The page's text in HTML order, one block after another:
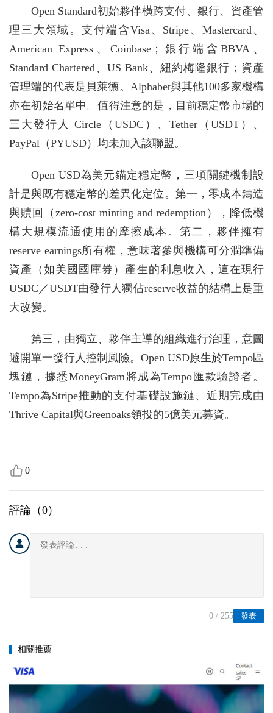
Open Standard初始夥伴橫跨支付、銀行、資產管
理三大領域。支付端含Visa、Stripe、Mastercard、
American Express、Coinbase；銀行端含BBVA、
Standard Chartered、US Bank、紐約梅隆銀行；資產
管理端的代表是貝萊德。Alphabet與其他100多家機構
亦在初始名單中。值得注意的是，目前穩定幣市場的
三大發行人 Circle（USDC）、Tether（USDT）、
PayPal（PYUSD）均未加入該聯盟。
Open USD為美元錨定穩定幣，三項關鍵機制設
計是與既有穩定幣的差異化定位。第一，零成本鑄造
與贖回（zero-cost minting and redemption），降低機
構大規模流通使用的摩擦成本。第二，夥伴擁有
reserve earnings所有權，意味著參與機構可分潤準備
資產（如美國國庫券）產生的利息收入，這在現行
USDC／USDT由發行人獨佔reserve收益的結構上是重
大改變。
第三，由獨立、夥伴主導的組織進行治理，意圖
避開單一發行人控制風險。Open USD原生於Tempo區
塊鏈，據悉MoneyGram將成為Tempo匯款驗證者。
Tempo為Stripe推動的支付基礎設施鏈、近期完成由
Thrive Capital與Greenoaks領投的5億美元募資。
0
評論（0）
發表
0 / 255
相關推薦